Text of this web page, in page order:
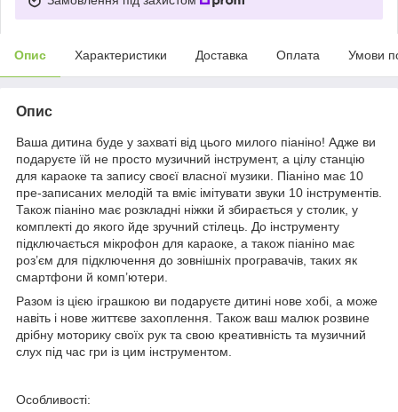
Опис Характеристики Доставка Оплата Умови
Опис
Ваша дитина буде у захваті від цього милого піаніно! Адже ви
подаруєте їй не просто музичний інструмент, а цілу станцію
для караоке та запису своєї власної музики. Піаніно має 10
пре-записаних мелодій та вміє імітувати звуки 10 інструментів.
Також піаніно має розкладні ніжки й збирається у столик, у
комплекті до якого йде зручний стілець. До інструменту
підключається мікрофон для караоке, а також піаніно має
роз’єм для підключення до зовнішніх програвачів, таких як
смартфони й комп’ютери.
Разом із цією іграшкою ви подаруєте дитині нове хобі, а може
навіть і нове життєве захоплення. Також ваш малюк розвине
дрібну моторику своїх рук та свою креативність та музичний
слух під час гри із цим інструментом.
Особливості: